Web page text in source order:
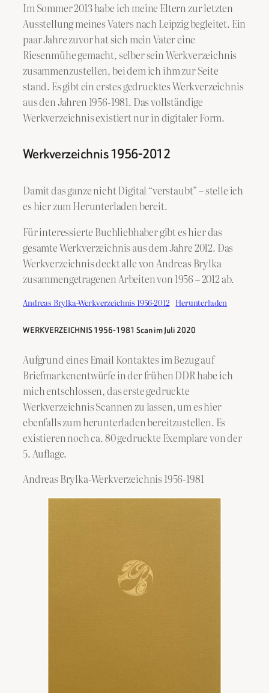
Im Sommer 2013 habe ich meine Eltern zur letzten
Ausstellung meines Vaters nach Leipzig begleitet. Ein
paar Jahre zuvor hat sich mein Vater eine
Riesenmühe gemacht, selber sein Werkverzeichnis
zusammenzustellen, bei dem ich ihm zur Seite
stand. Es gibt ein erstes gedrucktes Werkverzeichnis
aus den Jahren 1956-1981. Das vollständige
Werkverzeichnis existiert nur in digitaler Form.
Werkverzeichnis 1956-2012
Damit das ganze nicht Digital “verstaubt” – stelle ich
es hier zum Herunterladen bereit.
Für interessierte Buchliebhaber gibt es hier das
gesamte Werkverzeichnis aus dem Jahre 2012. Das
Werkverzeichnis deckt alle von Andreas Brylka
zusammengetragenen Arbeiten von 1956 – 2012 ab.
Andreas Brylka-Werkverzeichnis 1956-2012 Herunterladen
WERKVERZEICHNIS 1956-1981 Scan im Juli 2020
Aufgrund eines Email Kontaktes im Bezug auf
Briefmarkenentwürfe in der frühen DDR habe ich
mich entschlossen, das erste gedruckte
Werkverzeichnis Scannen zu lassen, um es hier
ebenfalls zum herunterladen bereitzustellen. Es
existieren noch ca. 80 gedruckte Exemplare von der
5. Auflage.
Andreas Brylka-Werkverzeichnis 1956-1981